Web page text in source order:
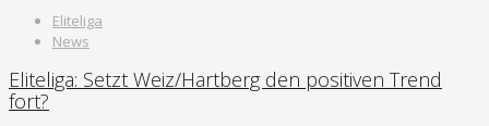
Eliteliga
News
Eliteliga: Setzt Weiz/Hartberg den positiven Trend
fort?